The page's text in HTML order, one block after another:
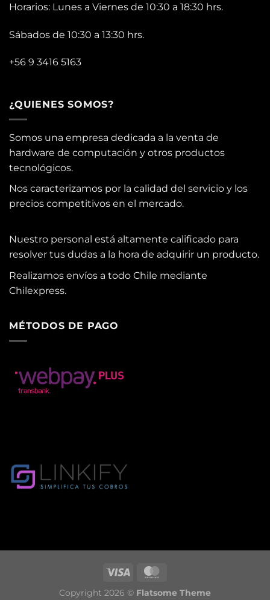
Horarios: Lunes a Viernes de 10:30 a 18:30 hrs.
Sábados de 10:30 a 13:30 hrs.
+56 9 3416 5163
¿QUIENES SOMOS?
Somos una empresa dedicada a la venta de
hardware de computación y otros productos
tecnológicos.
Nos caracterizamos por la calidad del servicio y los
precios competitivos en el mercado.
Nuestro personal está altamente calificado para
resolver tus dudas a la hora de adquirir un producto.
Realizamos envíos a todo Chile mediante
Chilexpress.
MÉTODOS DE PAGO
Copyright 2026 © Flatsome Theme